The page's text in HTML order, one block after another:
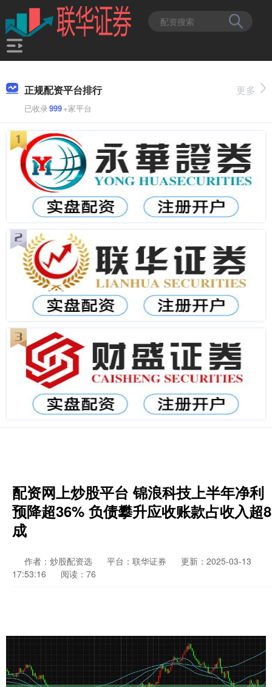
正规配资平台排行
已收录999+家平台
更多
配资网上炒股平台 锦浪科技上半年净利
预降超36% 负债攀升应收账款占收入超8
成
作者：炒股配资选 平台：联华证券
更新：2025-03-13
17:53:16
阅读：76